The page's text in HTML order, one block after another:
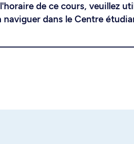
de ce cours, veuillez
dans le Centre